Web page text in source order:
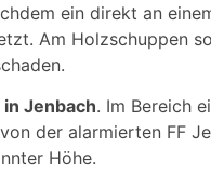
ein direkt an
Am Holzschuppen
Jenbach. Im Bereich
der alarmierten FF
Höhe.